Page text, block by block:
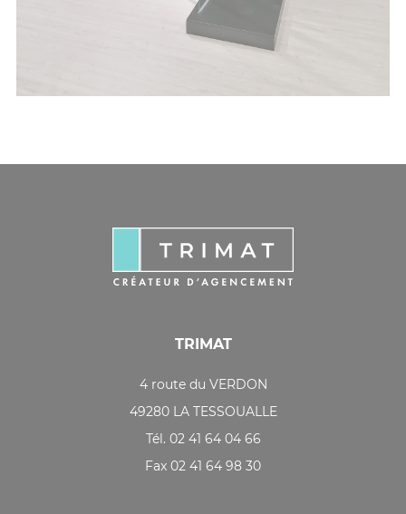
TRIMAT
4 route du VERDON
49280 LA TESSOUALLE
Tél. 02 41 64 04 66
Fax 02 41 64 98 30